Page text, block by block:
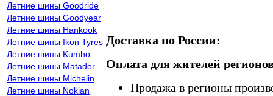
Летние шины Goodride
Летние шины Goodyear
Летние шины Hankook
Летние шины Ikon Tyres
Летние шины Kumho
Летние шины Matador
Летние шины Michelin
Летние шины Nokian
Доставка по России:
Оплата для жителей
Продажа в регионы